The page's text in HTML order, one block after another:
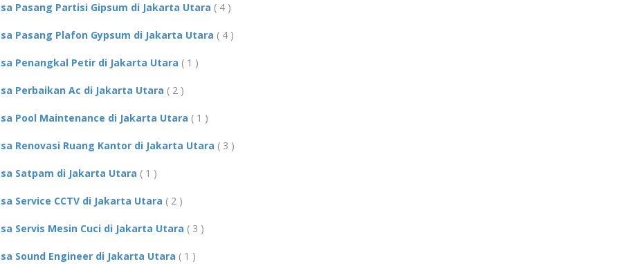
Pasang Partisi Gipsum di Jakarta Utara ( 4 )
Pasang Plafon Gypsum di Jakarta Utara ( 4 )
Penangkal Petir di Jakarta Utara ( 1 )
Perbaikan Ac di Jakarta Utara ( 2 )
Pool Maintenance di Jakarta Utara ( 1 )
Renovasi Ruang Kantor di Jakarta Utara ( 3 )
Satpam di Jakarta Utara ( 1 )
Service CCTV di Jakarta Utara ( 2 )
Servis Mesin Cuci di Jakarta Utara ( 3 )
Sound Engineer di Jakarta Utara ( 1 )